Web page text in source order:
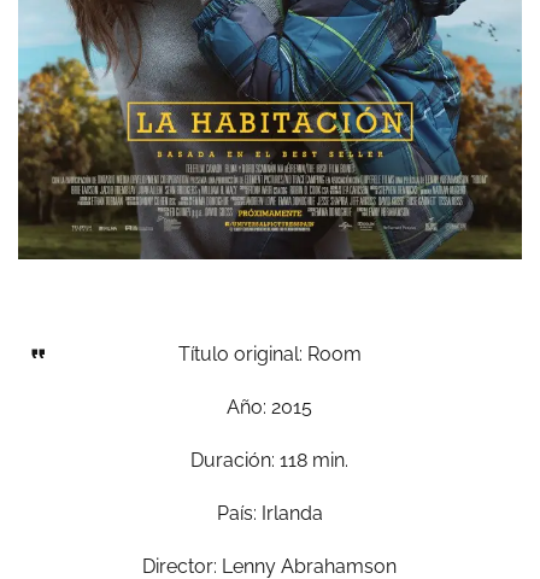
Título original: Room
Año: 2015
Duración: 118 min.
País: Irlanda
Director: Lenny Abrahamson